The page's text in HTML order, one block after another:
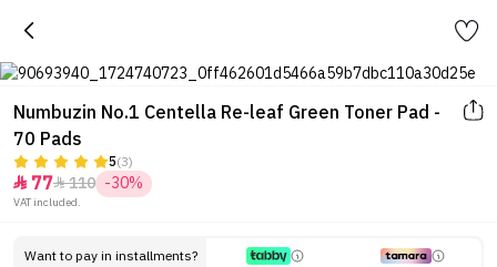
Numbuzin No.1 Centella Re-leaf Green Toner Pad -
70 Pads
5(3)
 77110 -30%
VAT included.
Want to pay in installments?